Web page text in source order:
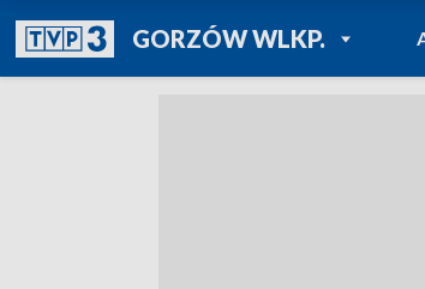
GORZÓW WLKP.POWRÓT DO
TVP REGIONY